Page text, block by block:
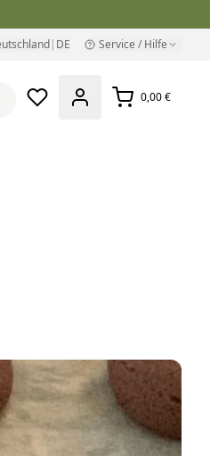
| DE Service / Hilfe
0,00 €